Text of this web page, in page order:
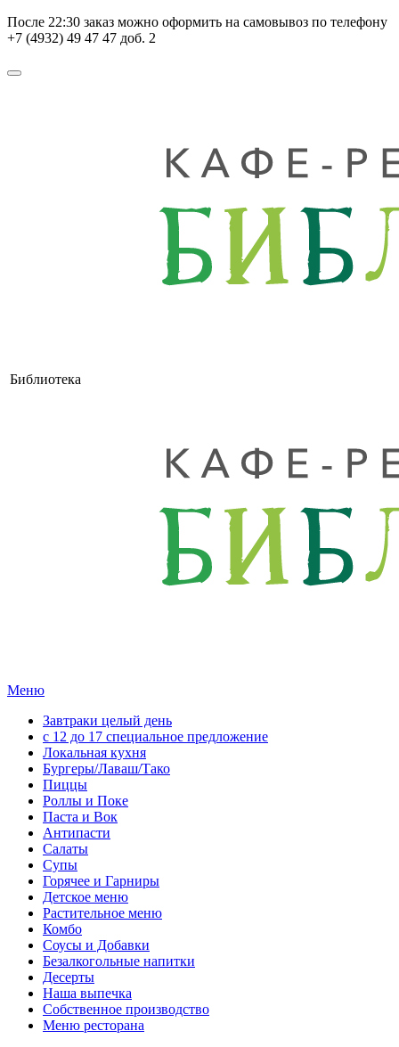
После 22:30 заказ можно оформить на самовывоз по телефону
+7 (4932) 49 47 47 доб. 2
Библиотека
Меню
Завтраки целый день
с 12 до 17 специальное предложение
Локальная кухня
Бургеры/Лаваш/Тако
Пиццы
Роллы и Поке
Паста и Вок
Антипасти
Салаты
Супы
Горячее и Гарниры
Детское меню
Растительное меню
Комбо
Соусы и Добавки
Безалкогольные напитки
Десерты
Наша выпечка
Собственное производство
Меню ресторана